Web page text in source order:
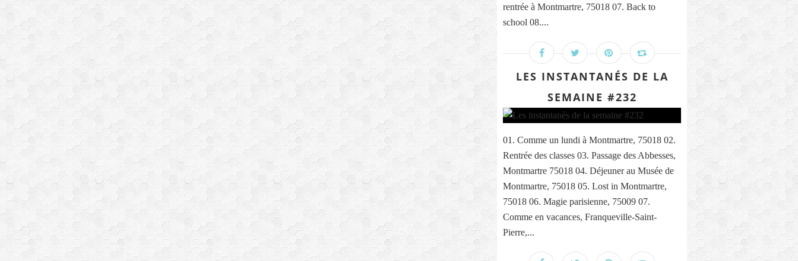
rentrée à Montmartre, 75018 07. Back to
school 08....
LES INSTANTANÉS DE LA
SEMAINE #232
01. Comme un lundi à Montmartre, 75018 02.
Rentrée des classes 03. Passage des Abbesses,
Montmartre 75018 04. Déjeuner au Musée de
Montmartre, 75018 05. Lost in Montmartre,
75018 06. Magie parisienne, 75009 07.
Comme en vacances, Franqueville-Saint-
Pierre,...